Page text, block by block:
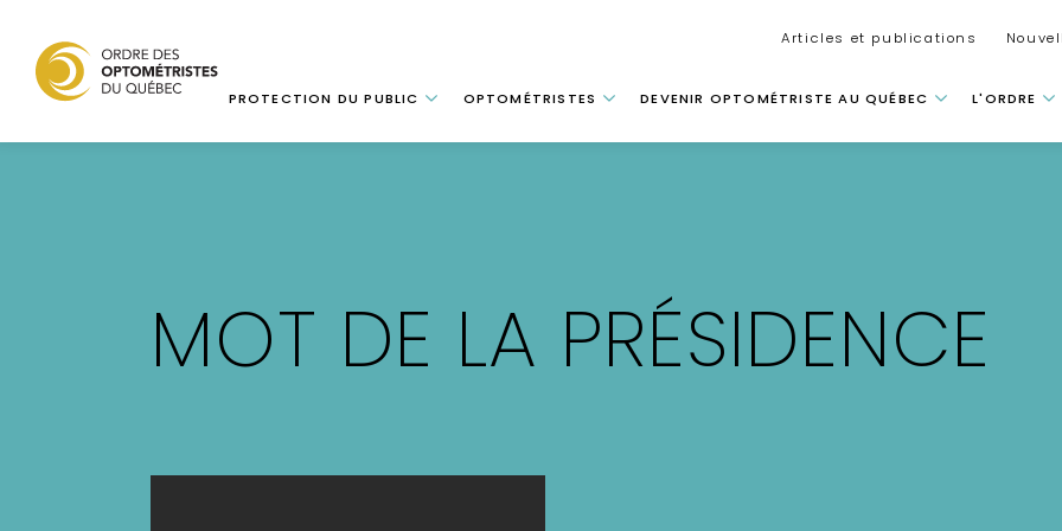
au
Articles et publications
Navigation principale
PROTECTION DU PUBLIC OPTOMÉTRISTES DEVENIR OPTOMÉTRISTE AU QUÉBEC L'ORDRE
MOT DE LA PRÉSIDENCE